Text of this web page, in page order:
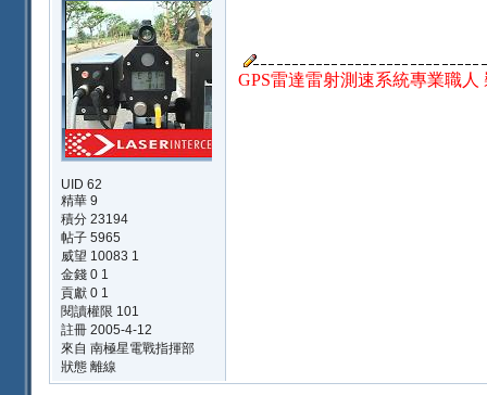
UID 62
精華 9
積分 23194
帖子 5965
威望 10083 1
金錢 0 1
貢獻 0 1
閱讀權限 101
註冊 2005-4-12
來自 南極星電戰指揮部
狀態 離線
GPS雷達雷射測速系統專業職